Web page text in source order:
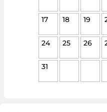
17 18 19
24 25 26
31